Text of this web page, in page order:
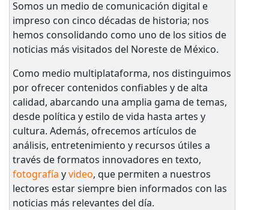
Somos un medio de comunicación digital e
impreso con cinco décadas de historia; nos
hemos consolidando como uno de los sitios de
noticias más visitados del Noreste de México.
Como medio multiplataforma, nos distinguimos
por ofrecer contenidos confiables y de alta
calidad, abarcando una amplia gama de temas,
desde política y estilo de vida hasta artes y
cultura. Además, ofrecemos artículos de
análisis, entretenimiento y recursos útiles a
través de formatos innovadores en texto,
fotografía yvideo, que permiten a nuestros
lectores estar siempre bien informados con las
noticias más relevantes del día.